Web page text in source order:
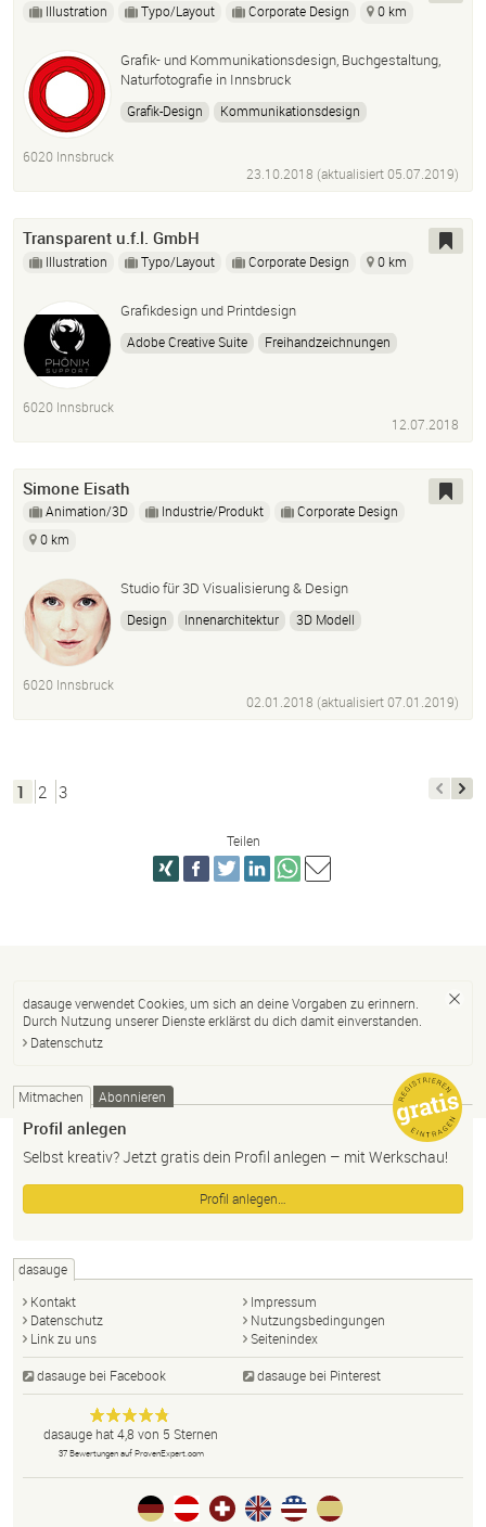
Illustration Typo/Layout Corporate Design 0 km
Grafik- und Kommunikationsdesign, Buchgestaltung,
Naturfotografie in Innsbruck
Grafik-Design
Kommunikationsdesign
Logos
Corporate Design
Poster-Design
Makrofotografie
6020 Innsbruck
23.10.2018 (aktualisiert05.07.2019)
Transparent u.f.l. GmbH
Illustration Typo/Layout Corporate Design 0 km
Grafikdesign und Printdesign
Adobe Creative Suite Freihandzeichnungen
6020 Innsbruck
12.07.2018
Simone Eisath
Animation/3D Industrie/Produkt
Corporate Design
0 km
Studio für 3D Visualisierung & Design
Design Innenarchitektur
3D Modell
6020 Innsbruck
02.01.2018 (aktualisiert07.01.2019)
1 2 3
Teilen
dasauge verwendet Cookies, um sich an deine Vorgaben zu erinnern.
Durch Nutzung unserer Dienste erklärst du dich damit einverstanden.
Datenschutz
Mitmachen Abonnieren
Profil anlegen
Selbst kreativ? Jetzt gratis dein Profil anlegen – mit Werkschau!
Profil anlegen…
dasauge
Kontakt
Impressum
Datenschutz
Nutzungsbedingungen
Link zu uns
Seitenindex
dasauge bei Facebook dasauge bei Pinterest
dasauge
Designer,
Fotografen,
Agenturen,
Portfolios
Anonym
dasauge hat4,8 von 5 Sternen
37Bewertungen auf ProvenExpert.com